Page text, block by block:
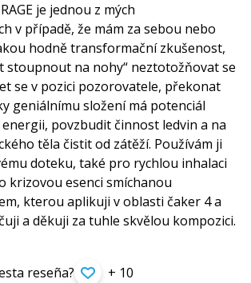
je jednou z mých
v případě, že mám za sebou nebo
hodně transformační zkušenost,
stoupnout na nohy“ neztotožňovat se
se v pozici pozorovatele, překonat
geniálnímu složení má potenciál
povzbudit činnost ledvin a na
těla čistit od zátěží. Používám ji
doteku, také pro rychlou inhalaci
krizovou esenci smíchanou
kterou aplikuji v oblasti čaker 4 a
a děkuji za tuhle skvělou kompozici.
reseña? + 10